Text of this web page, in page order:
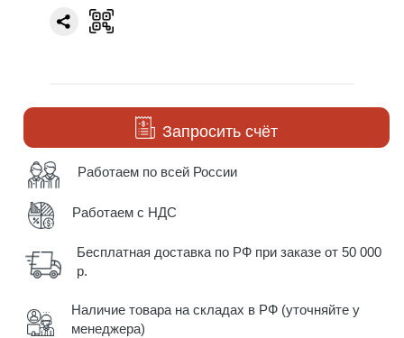
Запросить счёт
Работаем по всей России
Работаем с НДС
Бесплатная доставка по РФ при заказе от 50 000
р.
Наличие товара на складах в РФ (уточняйте у
менеджера)